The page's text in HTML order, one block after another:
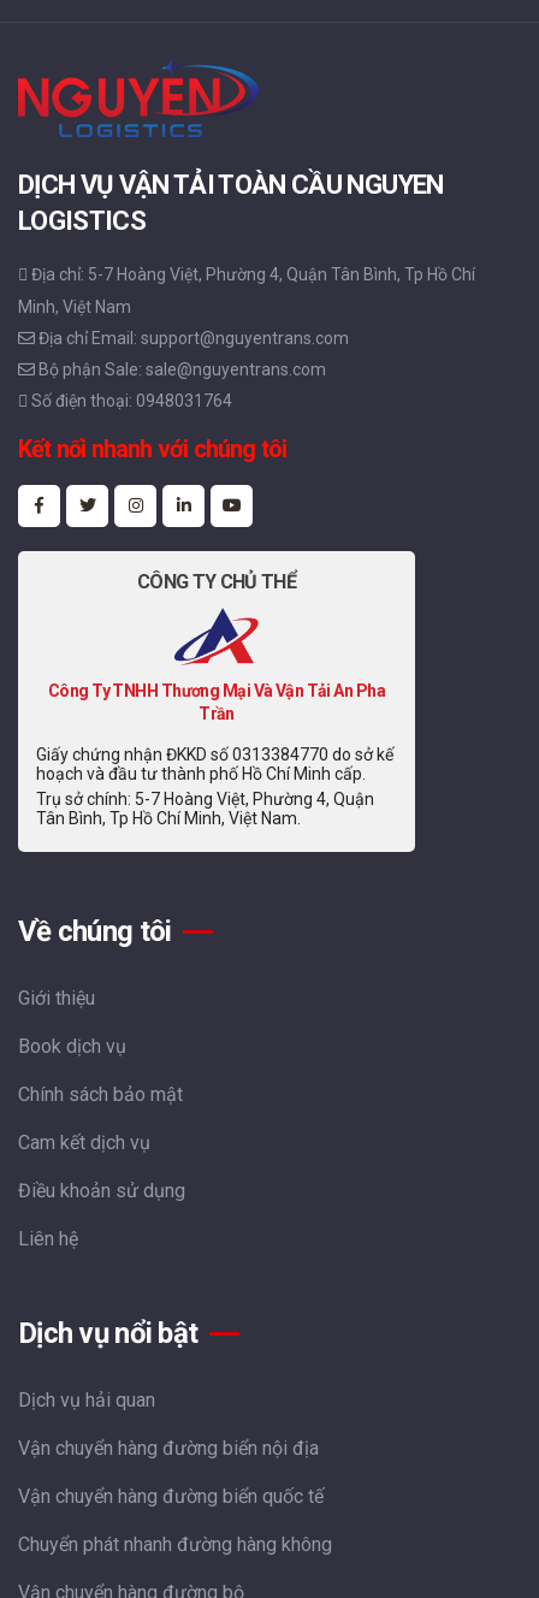
DỊCH VỤ VẬN TẢI TOÀN CẦU NGUYEN
LOGISTICS
Địa chỉ: 5-7 Hoàng Việt, Phường 4, Quận Tân Bình, Tp Hồ Chí
Minh, Việt Nam
Địa chỉ Email: support@nguyentrans.com
Bộ phận Sale: sale@nguyentrans.com
Số điện thoại: 0948031764
Kết nối nhanh với chúng tôi
CÔNG TY CHỦ THỂ
Công Ty TNHH Thương Mại Và Vận Tải An Pha
Trần
Giấy chứng nhận ĐKKD số 0313384770 do sở kế
hoạch và đầu tư thành phố Hồ Chí Minh cấp.
Trụ sở chính: 5-7 Hoàng Việt, Phường 4, Quận
Tân Bình, Tp Hồ Chí Minh, Việt Nam.
Về chúng tôi
Giới thiệu
Book dịch vụ
Chính sách bảo mật
Cam kết dịch vụ
Điều khoản sử dụng
Liên hệ
Dịch vụ nổi bật
Dịch vụ hải quan
Vận chuyển hàng đường biển nội địa
Vận chuyển hàng đường biển quốc tế
Chuyển phát nhanh đường hàng không
Vận chuyển hàng đường bộ